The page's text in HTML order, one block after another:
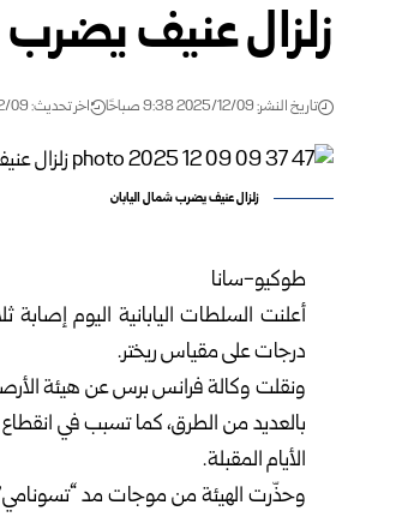
زلزال عنيف يضرب
تاريخ النشر: 2025/12/09 9:38 صباحًا اخر تحديث: 2025/12/09 9:38 صباحًا
زلزال عنيف يضرب شمال اليابان
طوكيو-سانا
درجات على مقياس ريختر.
ونقلت وكالة فرانس برس عن هيئة
بالعديد من الطرق، كما تسبب في
الأيام المقبلة.
وحذّرت الهيئة من موجات مد